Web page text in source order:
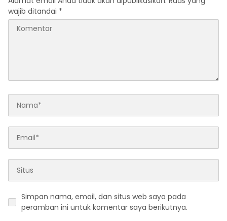
wajib ditandai *
Simpan nama, email, dan situs web saya pada
peramban ini untuk komentar saya berikutnya.